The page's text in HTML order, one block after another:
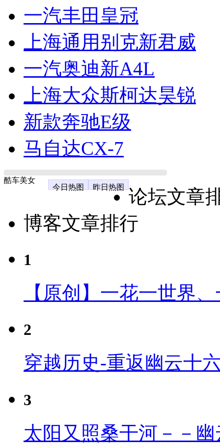
一汽丰田皇冠
上海通用别克新君威
一汽奥迪新A4L
上海大众斯柯达昊锐
新款奔驰E级
马自达CX-7
酷车美女
今日热图
昨日热图
论坛文章
博客文章排行
1
【原创】一花一世界
2
穿越历史-重返幽云十
3
太阳又照桑干河－－